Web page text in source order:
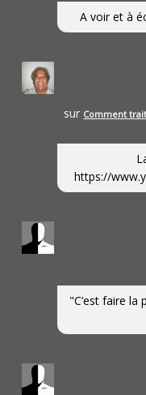
A voir et à
sur Comment
https://
"C’est faire la